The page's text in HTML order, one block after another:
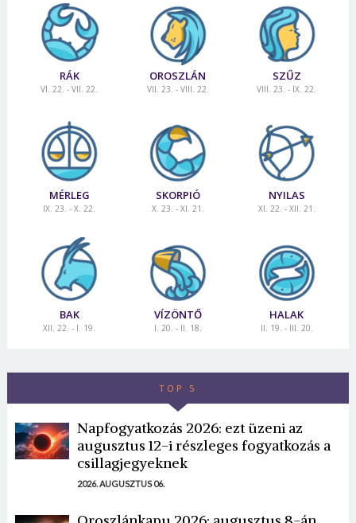
RÁK
VI. 22. - VII. 22.
OROSZLÁN
VII. 23. - VIII. 22.
SZŰZ
VIII. 23. - IX. 22.
MÉRLEG
IX. 23. - X. 22.
SKORPIÓ
X. 23. - XI. 21.
NYILAS
XI. 22. - XII. 21.
BAK
XII. 22. - I. 19.
VÍZÖNTŐ
I. 20. - II. 18.
HALAK
II. 19. - III. 20.
TOP 5
Napfogyatkozás 2026: ezt üzeni az
augusztus 12-i részleges fogyatkozás a
csillagjegyeknek
2026. AUGUSZTUS 06.